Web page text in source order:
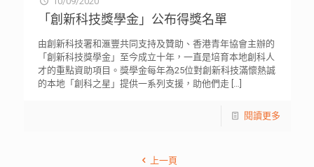
「創新科技獎學金」公布得獎名單
由創新科技署和滙豐共同支持及贊助、香港青年協會主辦的
「創新科技獎學金」至今成立十年，一直是培育本地創科人
才的重點資助項目。獎學金每年為25位對創新科技滿懷熱誠
的本地「創科之星」提供一系列支援，助他們走 […]
閱讀更多
上一頁